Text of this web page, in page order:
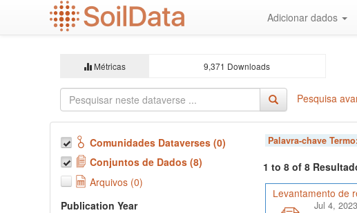
Adicionar dados
Métricas 9,371 Downloads
Pesquisa
Comunidades Dataverses (0)
Conjuntos de Dados (8)
Arquivos (0)
Publication Year
Palavra-chave Termo:
1 to 8 of 8
Levantamento de
Jul 4, 2023